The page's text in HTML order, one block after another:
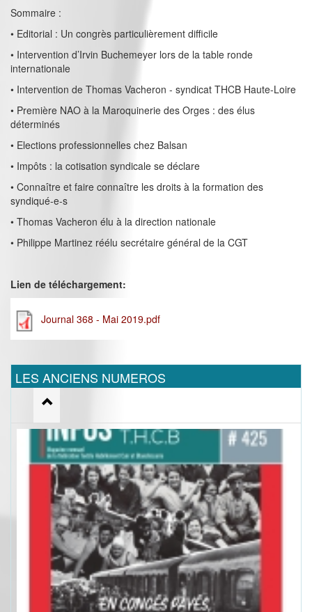
Sommaire :
• Editorial : Un congrès particulièrement difficile
• Intervention d’Irvin Buchemeyer lors de la table ronde
internationale
• Intervention de Thomas Vacheron - syndicat THCB Haute-Loire
• Première NAO à la Maroquinerie des Orges : des élus
déterminés
• Elections professionnelles chez Balsan
• Impôts : la cotisation syndicale se déclare
• Connaître et faire connaître les droits à la formation des
syndiqué-e-s
• Thomas Vacheron élu à la direction nationale
• Philippe Martinez réélu secrétaire général de la CGT
Lien de téléchargement:
Journal 368 - Mai 2019.pdf
LES ANCIENS NUMEROS